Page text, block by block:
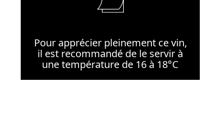
Pour apprécier pleinement ce vin,
il est recommandé de le servir à
une température de 16 à 18°C